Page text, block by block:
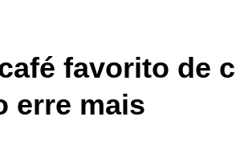
favorito de
erre mais